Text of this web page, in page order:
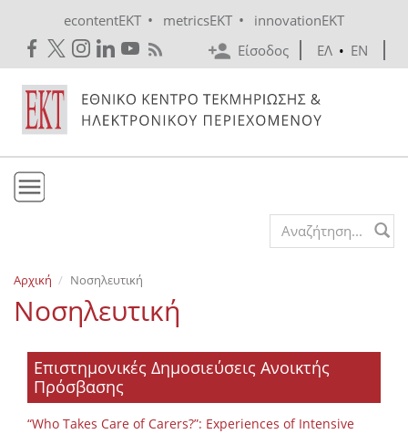
econtentEKT • metricsEKT •
innovationEKT
Είσοδος
ΕΛ • EN
Εκδόσεις
Ενημέρωση
Search form
Αρχική Νοσηλευτική
Νοσηλευτική
Επιστημονικές Δημοσιεύσεις Ανοικτής
Πρόσβασης
“Who Takes Care of Carers?”: Experiences of Intensive